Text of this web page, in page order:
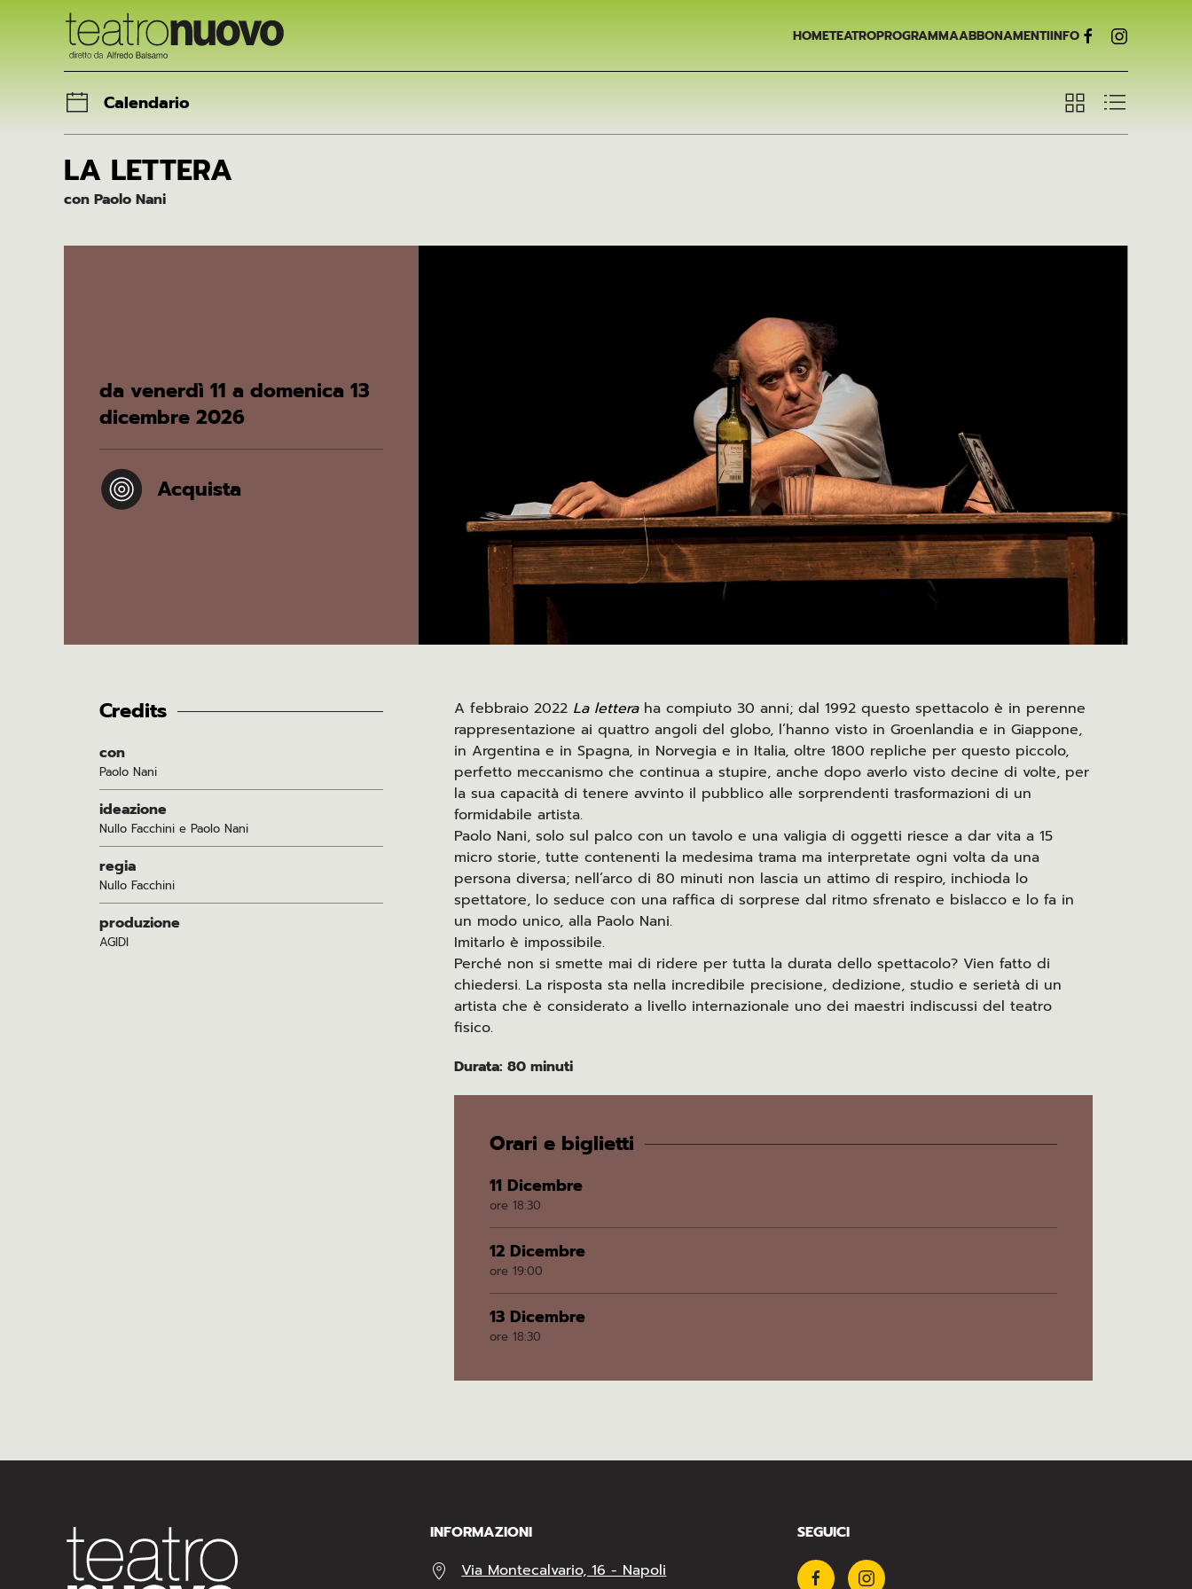
Skip to main content
HOMETEATROPROGRAMMAABBONAMENTIINFO
Calendario
LA LETTERA
con Paolo Nani
da venerdì 11 a domenica 13
dicembre 2026
Acquista
Credits
con
Paolo Nani
ideazione
Nullo Facchini e Paolo Nani
regia
Nullo Facchini
produzione
AGIDI
A febbraio 2022 La letteraha compiuto 30 anni; dal 1992 questo spettacolo è in perenne
rappresentazione ai quattro angoli del globo, l’hanno visto in Groenlandia e in Giappone,
in Argentina e in Spagna, in Norvegia e in Italia, oltre 1800 repliche per questo piccolo,
perfetto meccanismo che continua a stupire, anche dopo averlo visto decine di volte, per
la sua capacità di tenere avvinto il pubblico alle sorprendenti trasformazioni di un
formidabile artista.
Paolo Nani, solo sul palco con un tavolo e una valigia di oggetti riesce a dar vita a 15
micro storie, tutte contenenti la medesima trama ma interpretate ogni volta da una
persona diversa; nell’arco di 80 minuti non lascia un attimo di respiro, inchioda lo
spettatore, lo seduce con una raffica di sorprese dal ritmo sfrenato e bislacco e lo fa in
un modo unico, alla Paolo Nani.
Imitarlo è impossibile.
Perché non si smette mai di ridere per tutta la durata dello spettacolo? Vien fatto di
chiedersi. La risposta sta nella incredibile precisione, dedizione, studio e serietà di un
artista che è considerato a livello internazionale uno dei maestri indiscussi del teatro
fisico.
Durata: 80 minuti
Orari e biglietti
11 Dicembre
ore 18:30
12 Dicembre
ore 19:00
13 Dicembre
ore 18:30
INFORMAZIONI
Via Montecalvario, 16 - Napoli
SEGUICI